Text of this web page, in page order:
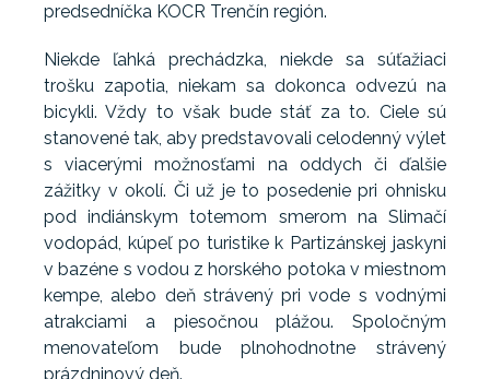
predsedníčka KOCR Trenčín región.
Niekde ľahká prechádzka, niekde sa súťažiaci
trošku zapotia, niekam sa dokonca odvezú na
bicykli. Vždy to však bude stáť za to. Ciele sú
stanovené tak, aby predstavovali celodenný výlet
s viacerými možnosťami na oddych či ďalšie
zážitky v okolí. Či už je to posedenie pri ohnisku
pod indiánskym totemom smerom na Slimačí
vodopád, kúpeľ po turistike k Partizánskej jaskyni
v bazéne s vodou z horského potoka v miestnom
kempe, alebo deň strávený pri vode s vodnými
atrakciami a piesočnou plážou. Spoločným
menovateľom bude plnohodnotne strávený
prázdninový deň.